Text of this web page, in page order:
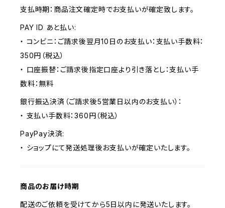
支払時期：商品注文確定時でお支払いが確定致します。
PAY ID あと払い:
・ コンビニ：ご請求後翌月10日のお支払い：支払い手数料：
350円（税込）
・ 口座振替：ご請求後指定口座より引き落とし：支払い手
数料：無料
銀行振込決済（ご請求後5営業日以内のお支払い）：
・ 支払い手数料：360円（税込）
PayPay決済:
・ ショップにて発送処理後お支払いが確定いたします。
商品のお届け時期
配送のご依頼を受けてから5日以内に発送いたします。